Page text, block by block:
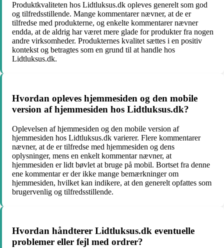
Produktkvaliteten hos Lidtluksus.dk opleves generelt som god
og tilfredsstillende. Mange kommentarer nævner, at de er
tilfredse med produkterne, og enkelte kommentarer nævner
endda, at de aldrig har været mere glade for produkter fra nogen
andre virksomheder. Produkternes kvalitet sættes i en positiv
kontekst og betragtes som en grund til at handle hos
Lidtluksus.dk.
Hvordan opleves hjemmesiden og den mobile
version af hjemmesiden hos Lidtluksus.dk?
Oplevelsen af hjemmesiden og den mobile version af
hjemmesiden hos Lidtluksus.dk varierer. Flere kommentarer
nævner, at de er tilfredse med hjemmesiden og dens
oplysninger, mens en enkelt kommentar nævner, at
hjemmesiden er lidt bøvlet at bruge på mobil. Bortset fra denne
ene kommentar er der ikke mange bemærkninger om
hjemmesiden, hvilket kan indikere, at den generelt opfattes som
brugervenlig og tilfredsstillende.
Hvordan håndterer Lidtluksus.dk eventuelle
problemer eller fejl med ordrer?